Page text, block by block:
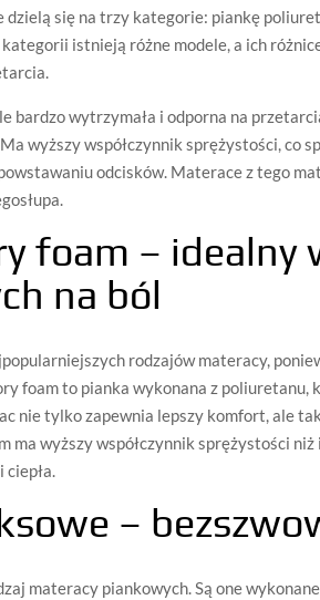
dzielą się na trzy kategorie: piankę
istnieją różne modele, a ich
bardzo wytrzymała i odporna na
wyższy współczynnik sprężystości, co
odcisków. Materace z tego
foam – idealny
na ból
rodzajów materacy,
foam to pianka wykonana z poliuretanu,
nie tylko zapewnia lepszy komfort, ale
ma wyższy współczynnik sprężystości
–
materacy piankowych. Są one